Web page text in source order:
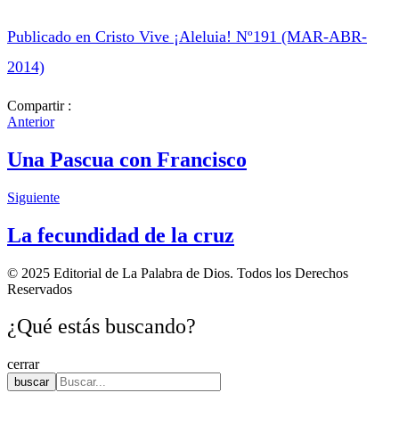
Publicado en Cristo Vive ¡Aleluia! Nº191 (MAR-ABR-
2014)
Compartir :
Anterior
Una Pascua con Francisco
Siguiente
La fecundidad de la cruz
© 2025 Editorial de La Palabra de Dios. Todos los Derechos
Reservados
¿Qué estás buscando?
cerrar
buscar